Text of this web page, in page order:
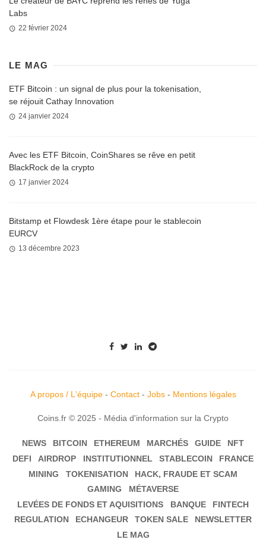
Labs
22 février 2024
LE MAG
ETF Bitcoin : un signal de plus pour la tokenisation,
se réjouit Cathay Innovation
24 janvier 2024
Avec les ETF Bitcoin, CoinShares se rêve en petit
BlackRock de la crypto
17 janvier 2024
Bitstamp et Flowdesk 1ère étape pour le stablecoin
EURCV
13 décembre 2023
A propos / L'équipe- Contact- Jobs- Mentions légales
Coins.fr © 2025 - Média d'information sur la Crypto
NEWS BITCOIN ETHEREUM MARCHÉS GUIDE
NFT
DEFI
AIRDROP INSTITUTIONNEL STABLECOIN
FRANCE
MINING
TOKENISATION
HACK, FRAUDE ET SCAM
GAMING
MÉTAVERSE
LEVÉES DE FONDS ET AQUISITIONS
BANQUE
FINTECH
REGULATION
ECHANGEUR TOKEN SALE
NEWSLETTER
LE MAG